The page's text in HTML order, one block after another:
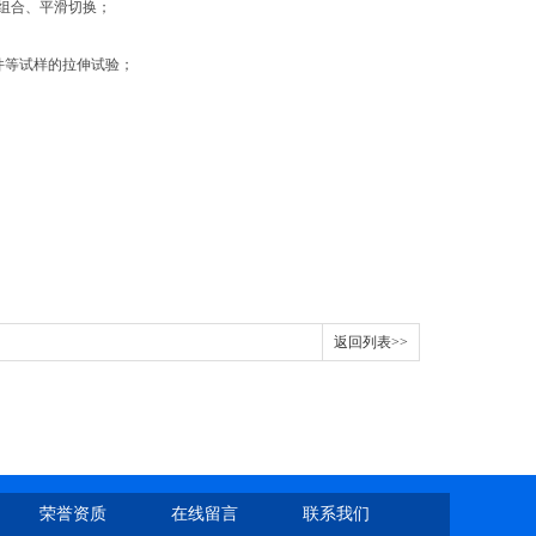
、平滑切换；
试样的拉伸试验；
返回列表>>
荣誉资质 在线留言 联系我们